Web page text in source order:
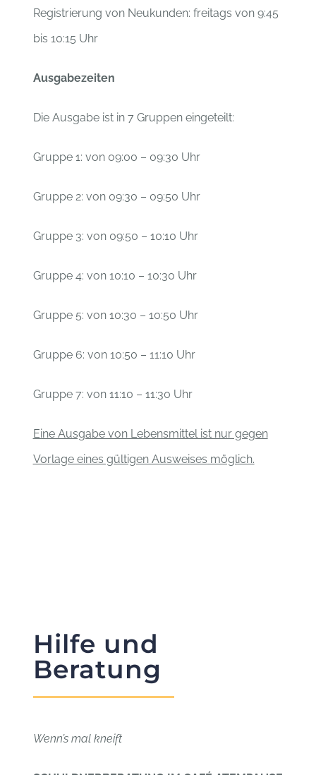
Registrierung von Neukunden: freitags von 9:45
bis 10:15 Uhr
Ausgabezeiten
Die Ausgabe ist in 7 Gruppen eingeteilt:
Gruppe 1: von 09:00 – 09:30 Uhr
Gruppe 2: von 09:30 – 09:50 Uhr
Gruppe 3: von 09:50 – 10:10 Uhr
Gruppe 4: von 10:10 – 10:30 Uhr
Gruppe 5: von 10:30 – 10:50 Uhr
Gruppe 6: von 10:50 – 11:10 Uhr
Gruppe 7: von 11:10 – 11:30 Uhr
Eine Ausgabe von Lebensmittel ist nur gegen
Vorlage eines gültigen Ausweises möglich.
Hilfe und
Beratung
Wenn’s mal kneift